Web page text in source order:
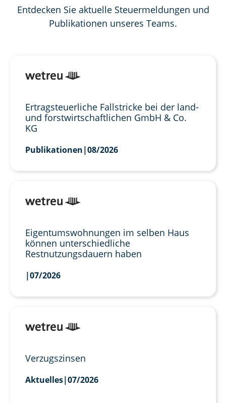
Entdecken Sie aktuelle Steuermeldungen und
Publikationen unseres Teams.
Ertragsteuerliche Fallstricke bei der land-
und forstwirtschaftlichen GmbH & Co.
KG
Publikationen|08/2026
Eigentumswohnungen im selben Haus
können unterschiedliche
Restnutzungsdauern haben
|07/2026
Verzugszinsen
Aktuelles|07/2026